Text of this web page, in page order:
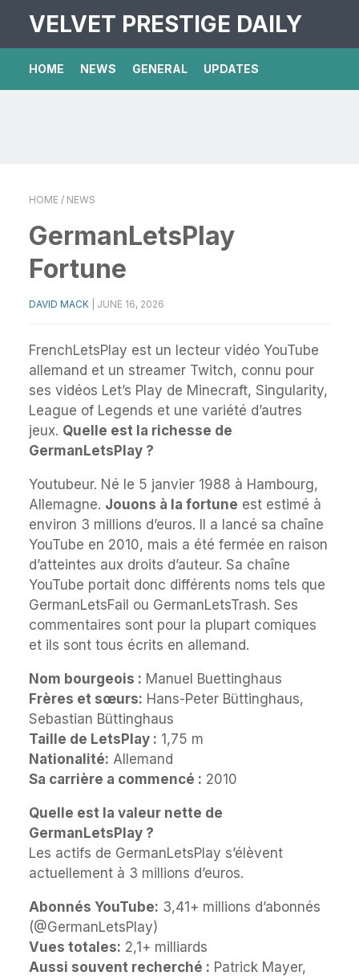
VELVET PRESTIGE DAILY
HOME NEWS GENERAL UPDATES
HOME / NEWS
GermanLetsPlay
Fortune
DAVID MACK JUNE 16, 2026
FrenchLetsPlay est un lecteur vidéo YouTube
allemand et un streamer Twitch, connu pour
ses vidéos Let’s Play de Minecraft, Singularity,
League of Legends et une variété d’autres
jeux. Quelle est la richesse de
GermanLetsPlay ?
Youtubeur. Né le 5 janvier 1988 à Hambourg,
Allemagne. Jouons à la fortune est estimé à
environ 3 millions d’euros. Il a lancé sa chaîne
YouTube en 2010, mais a été fermée en raison
d’atteintes aux droits d’auteur. Sa chaîne
YouTube portait donc différents noms tels que
GermanLetsFail ou GermanLetsTrash. Ses
commentaires sont pour la plupart comiques
et ils sont tous écrits en allemand.
Nom bourgeois : Manuel Buettinghaus
Frères et sœurs: Hans-Peter Büttinghaus,
Sebastian Büttinghaus
Taille de LetsPlay : 1,75 m
Nationalité: Allemand
Sa carrière a commencé : 2010
Quelle est la valeur nette de
GermanLetsPlay ?
Les actifs de GermanLetsPlay s’élèvent
actuellement à 3 millions d’euros.
Abonnés YouTube: 3,41+ millions d’abonnés
(@GermanLetsPlay)
Vues totales: 2,1+ milliards
Aussi souvent recherché : Patrick Mayer,